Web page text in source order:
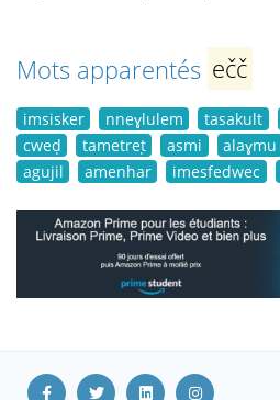
Mots apparentés ečč
imsisker nneɣlulem tasakult
cweḍ
tametreṭ asmi alaɣmu
agujil
amenhar imesfedwec